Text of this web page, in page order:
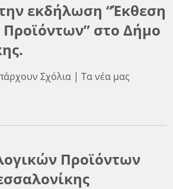
εκδήλωση “Έκθεση
στο Δήμο
Σχόλια |Τα νέα μας
Προϊόντων